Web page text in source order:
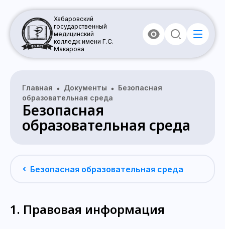
Хабаровский
государственный
медицинский
колледж имени Г.С.
Макарова
Главная Документы
Безопасная
образовательная среда
Безопасная
образовательная среда
Безопасная образовательная среда
1. Правовая информация